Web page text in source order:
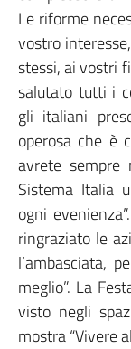
Le riforme
vostro
stessi, ai vostri
salutato tutti i
gli italiani
operosa che è
avrete sempre
Sistema Italia
ogni
ringraziato le
l’ambasciata,
meglio”. La
visto negli
mostra “Vivere